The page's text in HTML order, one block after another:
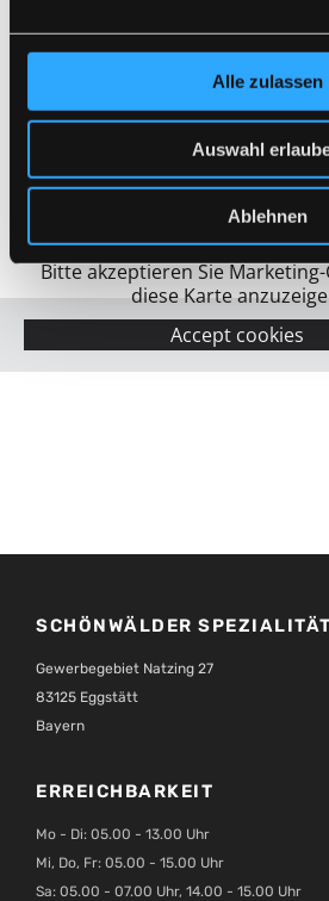
Alle zulassen
Auswahl
Ablehnen
meiner Anfrage zu. *
Bitte akzeptieren Sie
diese Karte
Accept cookies
SCHÖNWÄLDER
Gewerbegebiet Natzing 27
83125 Eggstätt
Bayern
ERREICHBARKEIT
Mo - Di: 05.00 - 13.00 Uhr
Mi, Do, Fr: 05.00 - 15.00 Uhr
Sa: 05.00 - 07.00 Uhr, 14.00 - 15.00 Uhr